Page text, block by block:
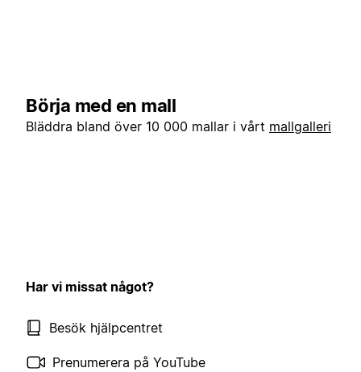
Börja med en mall
Bläddra bland över 10 000 mallar i vårt mallgalleri
Har vi missat något?
Besök hjälpcentret
Prenumerera på YouTube